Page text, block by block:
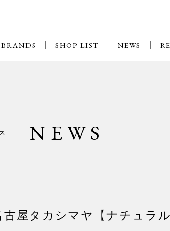
BRANDS SHOP LIST NEWS
NEWS
古屋タカシマヤ【ナチュラ